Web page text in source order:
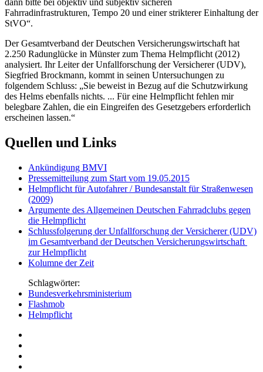
Fahrradinfrastrukturen, Tempo 20 und einer strikterer Einhaltung der
StVO“.
Der Gesamtverband der Deutschen Versicherungswirtschaft hat
2.250 Radunglücke in Münster zum Thema Helmpflicht (2012)
analysiert. Ihr Leiter der Unfallforschung der Versicherer (UDV),
Siegfried Brockmann, kommt in seinen Untersuchungen zu
folgendem Schluss: „Sie beweist in Bezug auf die Schutzwirkung
des Helms ebenfalls nichts. ... Für eine Helmpflicht fehlen mir
belegbare Zahlen, die ein Eingreifen des Gesetzgebers erforderlich
erscheinen lassen.“
Quellen und Links
Ankündigung BMVI
Pressemitteilung zum Start vom 19.05.2015
Helmpflicht für Autofahrer / Bundesanstalt für Straßenwesen
(2009)
Argumente des Allgemeinen Deutschen Fahrradclubs gegen
die Helmpflicht
Schlussfolgerung der Unfallforschung der Versicherer (UDV)
im Gesamtverband der Deutschen Versicherungswirtschaft
zur Helmpflicht
Kolumne der Zeit
Schlagwörter:
Bundesverkehrsministerium
Flashmob
Helmpflicht